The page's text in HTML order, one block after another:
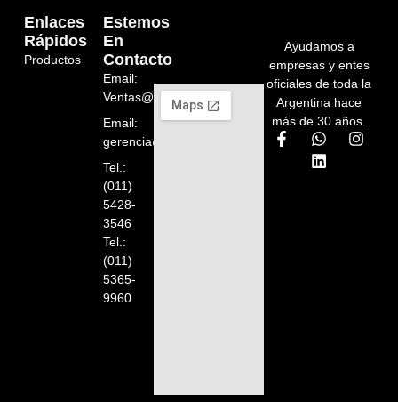
Ayudamos a
empresas y entes
oficiales de toda la
Argentina hace
más de 30 años.
Enlaces
Rápidos
Productos
Estemos
En
Contacto
Email:
Ventas@orelion.com.ar
Email:
gerencia@orelion.com.ar
Tel.:
(011)
5428-
3546
Tel.:
(011)
5365-
9960